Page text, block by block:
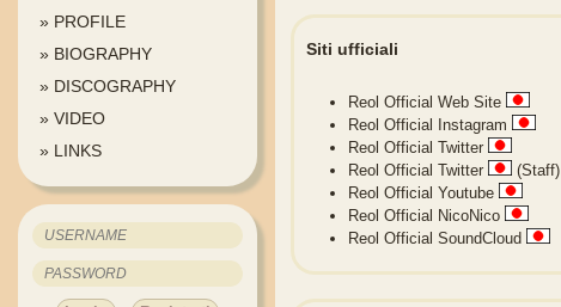
» PROFILE
» BIOGRAPHY
» DISCOGRAPHY
» VIDEO
» LINKS
Siti ufficiali
Reol Official Web Site
Reol Official Instagram
Reol Official Twitter
Reol Official Twitter
(Staff)
Reol Official Youtube
Reol Official NicoNico
Reol Official SoundCloud